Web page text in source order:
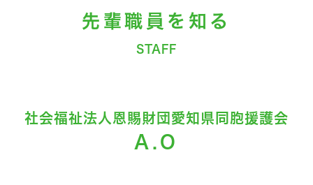
先輩職員を知る
STAFF
社会福祉法人恩賜財団愛知県同胞援護会
A.O